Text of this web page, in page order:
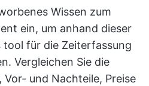
Wissen zum
ein, um anhand dieser
für die Zeiterfassung
Vergleichen Sie die
und Nachteile, Preise